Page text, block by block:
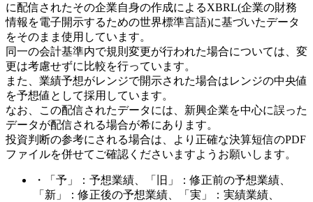
に配信されたその企業自身の作成によるXBRL(企業の財務
情報を電子開示するための世界標準言語)に基づいたデータ
をそのまま使用しています。
同一の会計基準内で規則変更が行われた場合については、変
更は考慮せずに比較を行っています。
また、業績予想がレンジで開示された場合はレンジの中央値
を予想値として採用しています。
なお、この配信されたデータには、新興企業を中心に誤った
データが配信される場合が希にあります。
投資判断の参考にされる場合は、より正確な決算短信のPDF
ファイルを併せてご確認くださいますようお願いします。
・「予」：予想業績、「旧」：修正前の予想業績、
「新」：修正後の予想業績、「実」：実績業績、